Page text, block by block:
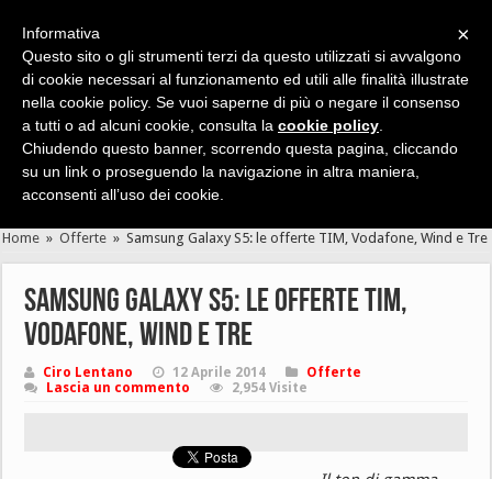
Cerca velocemente news, recensioni, guide, app, giochi ...
Home » Offerte » Samsung Galaxy S5: le offerte TIM, Vodafone, Wind e Tre
Samsung Galaxy S5: le offerte TIM,
Vodafone, Wind e Tre
Ciro Lentano 12 Aprile 2014
Offerte
Lascia un commento
2,954 Visite
×
Informativa
Questo sito o gli strumenti terzi da questo utilizzati si avvalgono
di cookie necessari al funzionamento ed utili alle finalità illustrate
nella cookie policy. Se vuoi saperne di più o negare il consenso
a tutti o ad alcuni cookie, consulta la cookie policy
Chiudendo questo banner, scorrendo questa pagina, cliccando
su un link o proseguendo la navigazione in altra maniera,
acconsenti all’uso dei cookie.